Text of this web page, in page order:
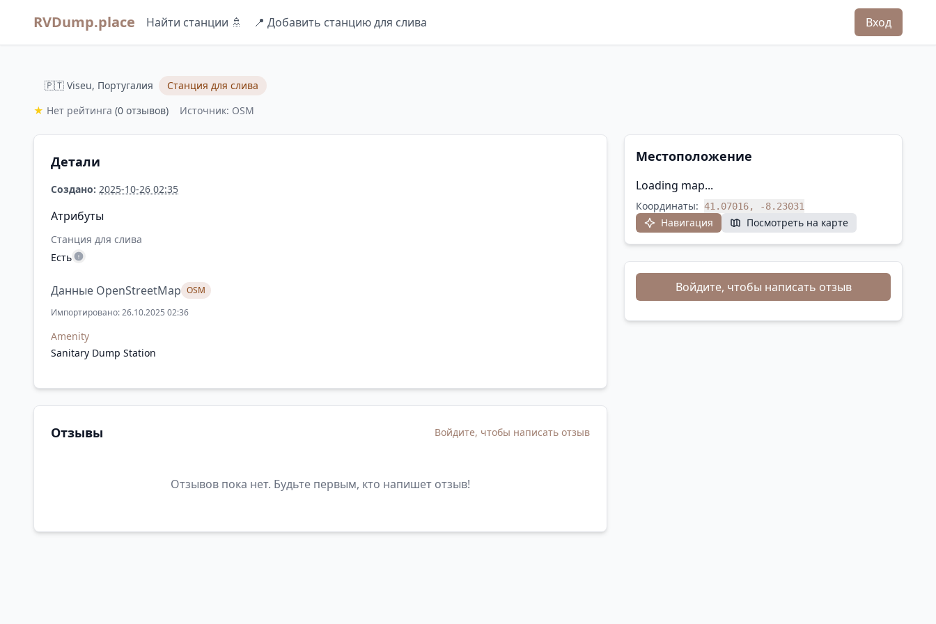
RVDump.place Найти станции 🚿 📍 Добавить станцию для слива Вход
🇵🇹 Viseu, Португалия
Станция для слива
★ Нет рейтинга (0 отзывов) Источник: OSM
Детали
Создано: 2025-10-26 02:35
Атрибуты
Станция для слива
Есть
Данные OpenStreetMap OSM
Импортировано: 26.10.2025 02:36
Amenity
Sanitary Dump Station
Отзывы Войдите, чтобы написать отзыв
Отзывов пока нет. Будьте первым, кто напишет отзыв!
Местоположение
Loading map...
Координаты: 41.07016, -8.23031
Навигация Посмотреть на карте
Войдите, чтобы написать отзыв